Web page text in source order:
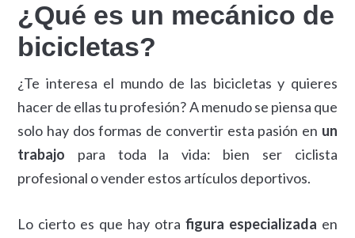
¿Qué es un mecánico de
bicicletas?
¿Te interesa el mundo de las bicicletas y quieres
hacer de ellas tu profesión? A menudo se piensa que
solo hay dos formas de convertir esta pasión en un
trabajo para toda la vida: bien ser ciclista
profesional o vender estos artículos deportivos.
Lo cierto es que hay otra figura especializada en